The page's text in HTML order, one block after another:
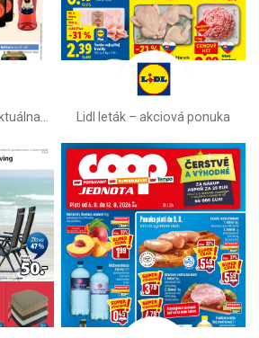
Lidl leták –⁠ akciová ponuka